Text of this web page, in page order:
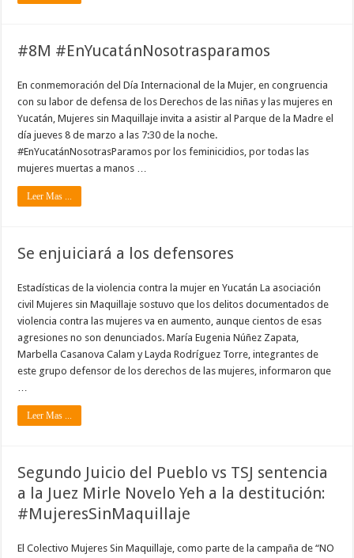
#8M #EnYucatánNosotrasparamos
En conmemoración del Día Internacional de la Mujer, en congruencia
con su labor de defensa de los Derechos de las niñas y las mujeres en
Yucatán, Mujeres sin Maquillaje invita a asistir al Parque de la Madre el
día jueves 8 de marzo a las 7:30 de la noche.
#EnYucatánNosotrasParamos por los feminicidios, por todas las
mujeres muertas a manos …
Leer Mas ...
Se enjuiciará a los defensores
Estadísticas de la violencia contra la mujer en Yucatán La asociación
civil Mujeres sin Maquillaje sostuvo que los delitos documentados de
violencia contra las mujeres va en aumento, aunque cientos de esas
agresiones no son denunciados. María Eugenia Núñez Zapata,
Marbella Casanova Calam y Layda Rodríguez Torre, integrantes de
este grupo defensor de los derechos de las mujeres, informaron que
…
Leer Mas ...
Segundo Juicio del Pueblo vs TSJ sentencia
a la Juez Mirle Novelo Yeh a la destitución:
#MujeresSinMaquillaje
El Colectivo Mujeres Sin Maquillaje, como parte de la campaña de “NO